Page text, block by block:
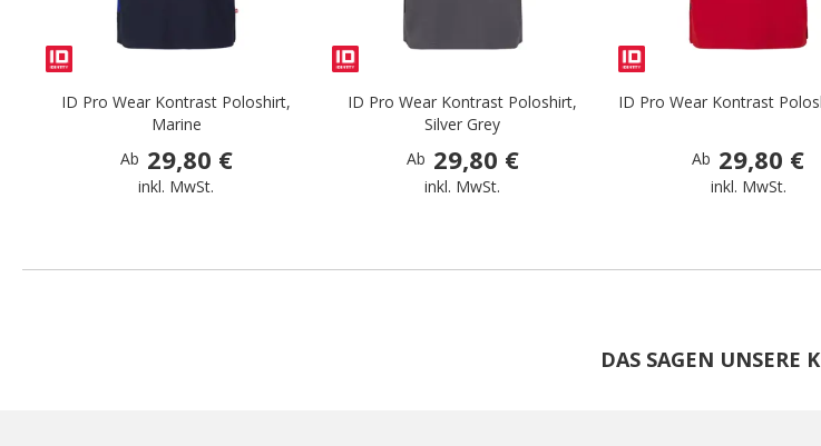
ID Pro Wear Kontrast Poloshirt,
Marine
Ab 29,80 €
inkl. MwSt.
ID Pro Wear Kontrast Poloshirt,
Silver Grey
Ab 29,80 €
inkl. MwSt.
ID Pro Wear Kontrast
Ab 29,80 €
inkl. MwSt.
DAS SAGEN UNSERE